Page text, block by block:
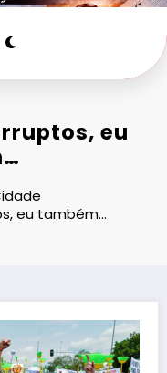
eu
eu também…